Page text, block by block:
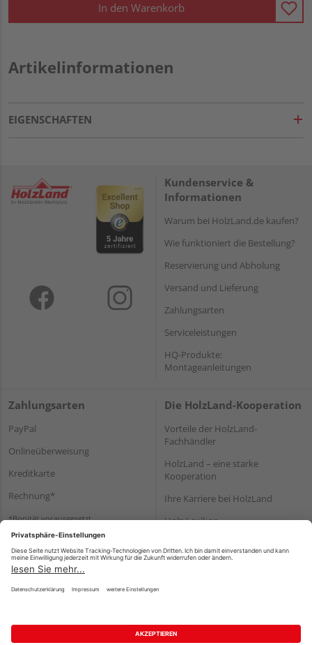
In den Warenkorb
Artikelinformationen
EIGENSCHAFTEN
Kundenservice &
Informationen
Warum bei HolzLand.de kaufen?
Wie funktioniert die Bestellung?
Reservierung und Abholung
Versand und Lieferung
Zahlungsarten
Serviceleistungen
HQ-Produkte:
Montageanleitungen
Zahlungsarten
PayPal
Onlineüberweisung
Kreditkarte
Rechnung*
*Bonität vorausgesetzt
Die HolzLand-Kooperation
Vorteile der HolzLand-
Fachhändler
HolzLand – eine starke
Kooperation
Ihre Karriere bei HolzLand
Holz-Lexikon
Impressum Datenschutz
Nutzungsbedingungen